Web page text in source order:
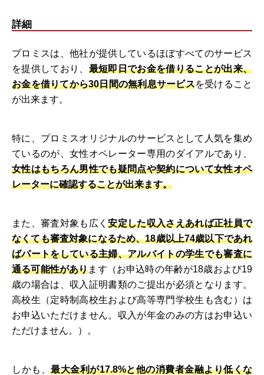
詳細
プロミスは、他社が提供しているほぼすべてのサービス
を提供しており、 最短即日でお金を借りることが出来、
お金を借りてから30日間の無利息サービスを受けること
が出来ます。
特に、プロミスオリジナルのサービスとして人気を集め
ているのが、女性オペレーター専用のダイアルであり、
女性はもちろん男性でも疑問点や契約について女性オペ
レーターに確認することが出来ます。
また、審査対象も広く安定した収入さえあれば正社員で
なくても審査対象になるため、18歳以上74歳以下であれ
ばパートをしている主婦、アルバイトの学生でも審査に
通る可能性があります（お申込時の年齢が18歳および19
歳の場合は、収入証明書類のご提出が必須となります。
高校生（定時制高校生および高等専門学校生も含む）は
お申込いただけません。収入が年金のみの方はお申込い
ただけません。）。
しかも、 最大金利が17.8%と他の消費者金融より低くな